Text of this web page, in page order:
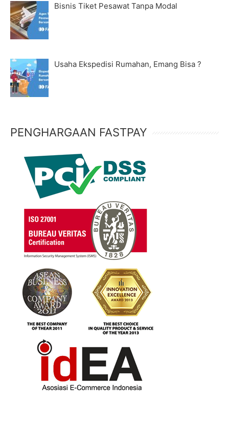
Bisnis Tiket Pesawat Tanpa Modal
Usaha Ekspedisi Rumahan, Emang Bisa ?
PENGHARGAAN FASTPAY